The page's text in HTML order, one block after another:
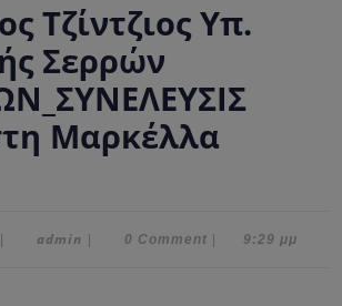
Τζίντζιος Υπ.
Σερρών
Μαρκέλλα
17
admin admin0 Comment 9:29 μμ